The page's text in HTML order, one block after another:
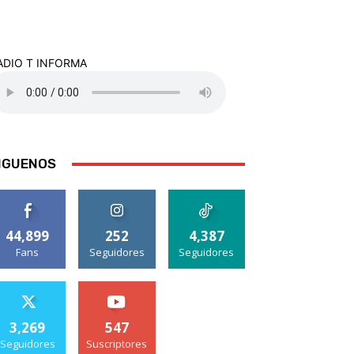
T INFORMA
44,899
Fans
252
Seguidores
4,387
Seguidores
3,269
Seguidores
547
Suscriptores